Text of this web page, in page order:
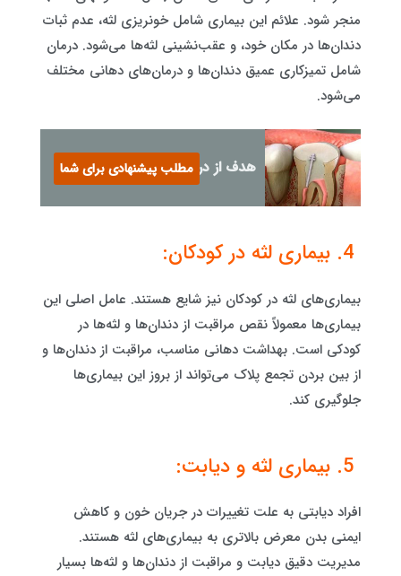
منجر شود. علائم این بیماری شامل خونریزی لثه، عدم ثبات
دندان‌ها در مکان خود، و عقب‌نشینی لثه‌ها می‌شود. درمان
شامل تمیزکاری عمیق دندان‌ها و درمان‌های دهانی مختلف
می‌شود.
هدف از درمان ریشه دندان
مطلب پیشنهادی برای شما
بیماری‌های لثه در کودکان نیز شایع هستند. عامل اصلی این
بیماری‌ها معمولاً نقص مراقبت از دندان‌ها و لثه‌ها در
کودکی است. بهداشت دهانی مناسب، مراقبت از دندان‌ها و
از بین بردن تجمع پلاک می‌تواند از بروز این بیماری‌ها
جلوگیری کند.
افراد دیابتی به علت تغییرات در جریان خون و کاهش
ایمنی بدن معرض بالاتری به بیماری‌های لثه هستند.
مدیریت دقیق دیابت و مراقبت از دندان‌ها و لثه‌ها بسیار